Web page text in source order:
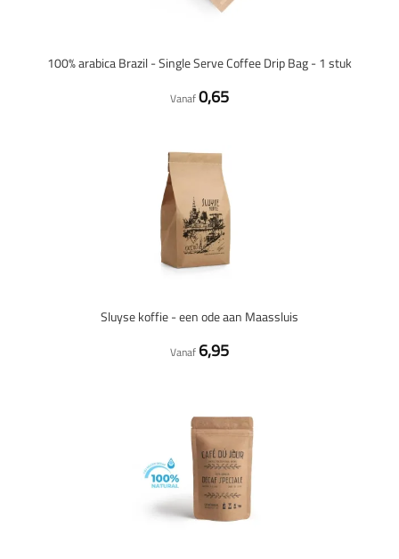
100% arabica Brazil - Single Serve Coffee Drip Bag - 1 stuk
Vanaf0,65
Sluyse koffie - een ode aan Maassluis
Vanaf 6,95